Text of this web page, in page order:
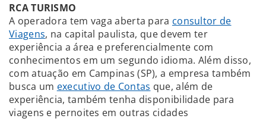
RCA TURISMO
A operadora tem vaga aberta para consultor de
Viagens, na capital paulista, que devem ter
experiência a área e preferencialmente com
conhecimentos em um segundo idioma. Além disso,
com atuação em Campinas (SP), a empresa também
busca um executivo de Contas que, além de
experiência, também tenha disponibilidade para
viagens e pernoites em outras cidades